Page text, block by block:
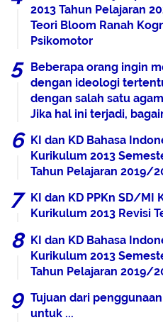
2013 Tahun Pelajaran
Teori Bloom Ranah
Psikomotor
Beberapa orang ingin
dengan ideologi
dengan salah satu
Jika hal ini terjadi,
KI dan KD Bahasa
Kurikulum 2013
Tahun Pelajaran 2019/
KI dan KD PPKn SD/MI
Kurikulum 2013 Revisi
KI dan KD Bahasa
Kurikulum 2013
Tahun Pelajaran 2019/
Tujuan dari
untuk ...